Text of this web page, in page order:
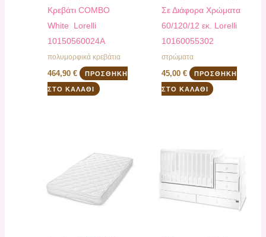
Κρεβάτι COMBO
White Lorelli
10150560024A
πολυμορφικά κρεβάτια
464,90€ ΠΡΟΣΘΉΚΗ
ΣΤΟ ΚΑΛΆΘΙ
Σε Διάφορα Χρώματα
60/120/12 εκ. Lorelli
10160055302
στρώματα
45,00 € ΠΡΟΣΘΉΚΗ
ΣΤΟ ΚΑΛΆΘΙ